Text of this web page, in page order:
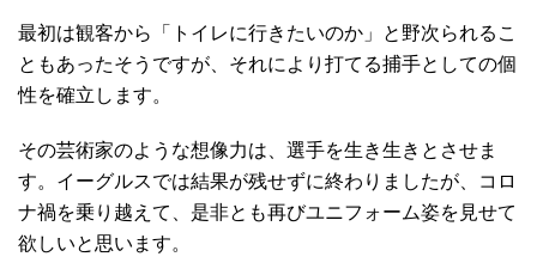
最初は観客から「トイレに行きたいのか」と野次られるこ
ともあったそうですが、それにより打てる捕手としての個
性を確立します。
その芸術家のような想像力は、選手を生き生きとさせま
す。イーグルスでは結果が残せずに終わりましたが、コロ
ナ禍を乗り越えて、是非とも再びユニフォーム姿を見せて
欲しいと思います。